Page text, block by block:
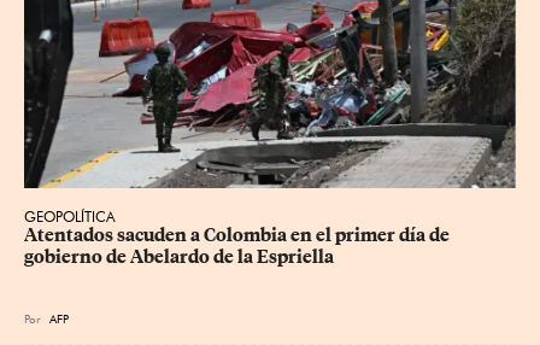
GEOPOLÍTICA
Atentados sacuden a Colombia en el primer día de
gobierno de Abelardo de la Espriella
Por AFP